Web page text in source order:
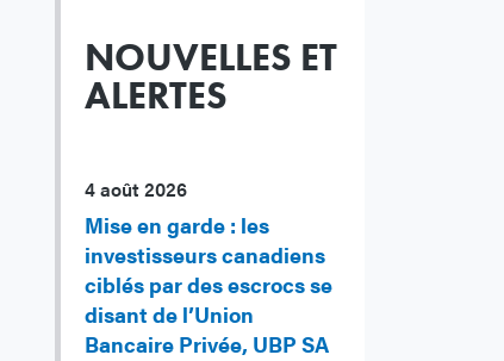
NOUVELLES ET
ALERTES
4 août 2026
Mise en garde : les
investisseurs canadiens
ciblés par des escrocs se
disant de l’Union
Bancaire Privée, UBP SA